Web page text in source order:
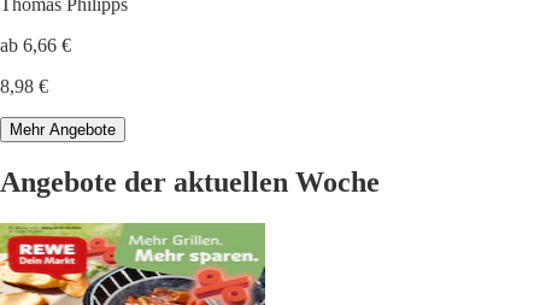
Thomas Philipps
ab 6,66 €
8,98 €
Mehr Angebote
Angebote der aktuellen Woche